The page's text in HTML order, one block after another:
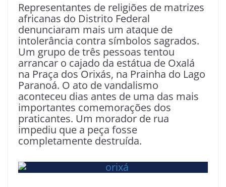
Representantes de religiões de matrizes
africanas do Distrito Federal
denunciaram mais um ataque de
intolerância contra símbolos sagrados.
Um grupo de três pessoas tentou
arrancar o cajado da estátua de Oxalá
na Praça dos Orixás, na Prainha do Lago
Paranoá. O ato de vandalismo
aconteceu dias antes de uma das mais
importantes comemorações dos
praticantes. Um morador de rua
impediu que a peça fosse
completamente destruída.